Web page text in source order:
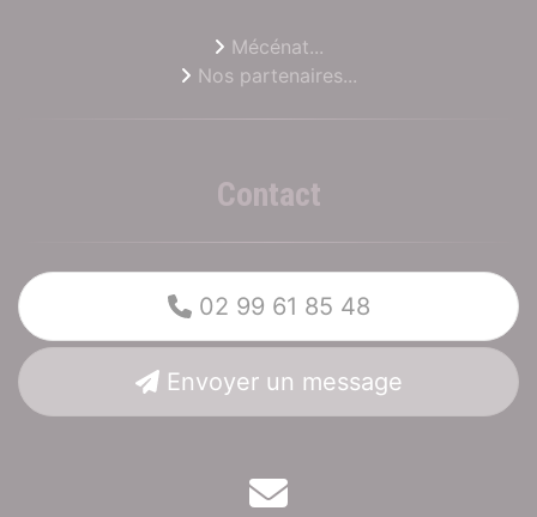
Mécénat...
Nos partenaires...
Contact
02 99 61 85 48
Envoyer un message